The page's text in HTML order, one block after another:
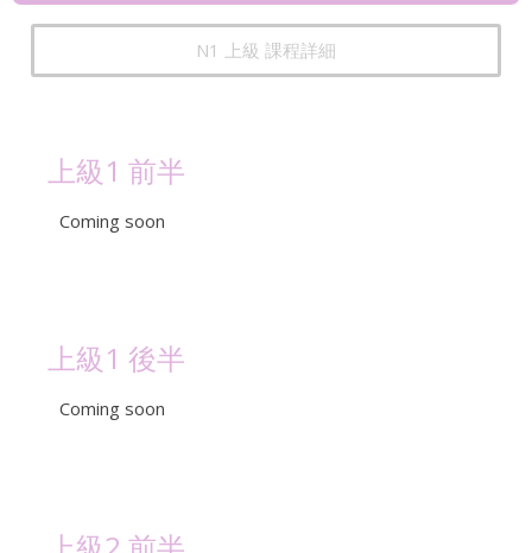
N1 上級 課程詳細
上級1 前半
Coming soon
上級1 後半
Coming soon